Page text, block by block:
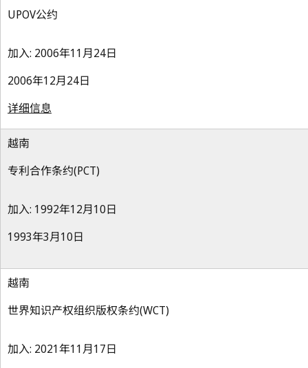
UPOV公约
加入: 2006年11月24日
2006年12月24日
详细信息
越南
专利合作条约(PCT)
加入: 1992年12月10日
1993年3月10日
越南
世界知识产权组织版权条约(WCT)
加入: 2021年11月17日